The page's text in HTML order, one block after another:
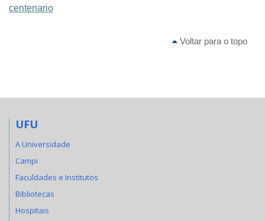
centenario
Voltar para o topo
UFU
A Universidade
Campi
Faculdades e Institutos
Bibliotecas
Hospitais